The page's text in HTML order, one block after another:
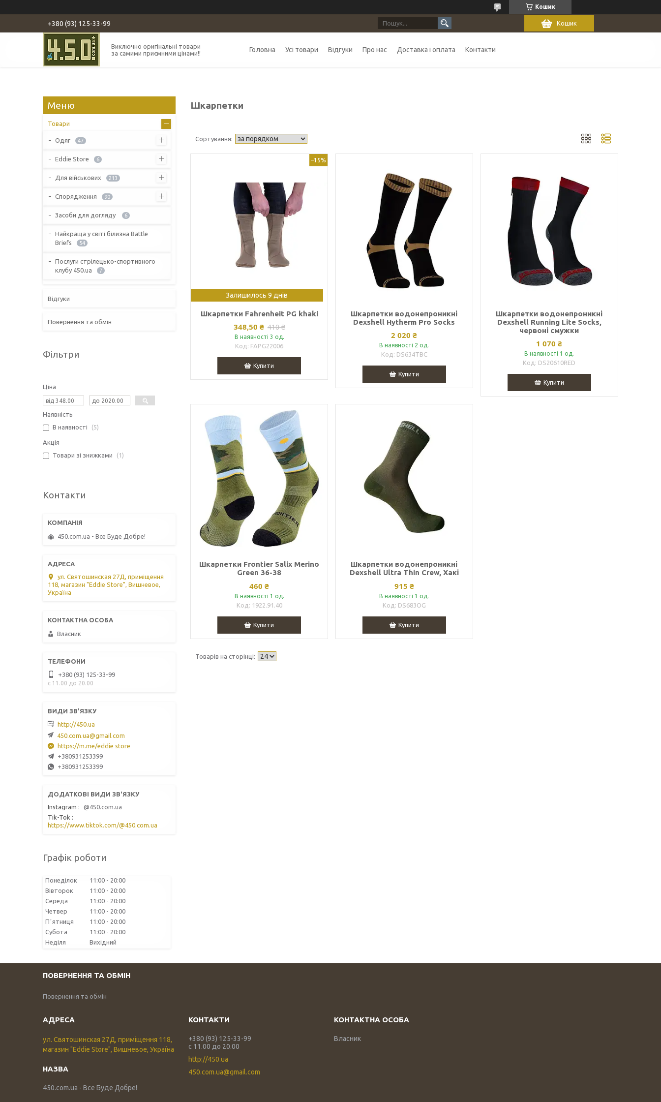
Кошик
+380 (93) 125-33-99 Кошик
Виключно оригінальні товари
за самими приємними цінами!!
Головна Усі товари Відгуки Про нас Доставка і оплата Контакти
Шкарпетки
–15%
Залишилось 9 днів
Шкарпетки Fahrenheit PG khaki
348,50 ₴ 410 ₴
В наявності 3 од.
FAPG22006
Купити
Шкарпетки водонепроникні
Dexshell Hytherm Pro Socks
2 020 ₴
В наявності 2 од.
DS634TBC
Купити
Шкарпетки водонепроникні
Dexshell Running Lite Socks,
червоні смужки
1 070 ₴
В наявності 1 од.
DS20610RED
Купити
Шкарпетки Frontier Salix Merino
Green 36-38
460 ₴
В наявності 1 од.
1922.91.40
Купити
Шкарпетки водонепроникні
Dexshell Ultra Thin Crew, Хакі
915 ₴
В наявності 1 од.
DS683OG
Купити
Товари
Одяг 47
Eddie Store 6
Для військових 213
Спорядження 90
Засоби для догляду 6
Найкраща у світі білизна Battle
Briefs
54
Послуги стрілецько-спортивного
клубу 450.ua
7
Відгуки
Повернення та обмін
Фільтри
Ціна
Наявність
В наявності
5
Акція
Товари зі знижками
1
Контакти
450.com.ua - Все Буде Добре!
ул. Святошинская 27Д, приміщення
118, магазин "Eddie Store", Вишневое,
Україна
Власник
+380 (93) 125-33-99
с 11.00 до 20.00
http://450.ua
450.com.ua@gmail.com
https://m.me/eddie store
+380931253399
+380931253399
Instagram
@450.com.ua
Tik-Tok
https://www.tiktok.com/@450.com.ua
Графік роботи
Понеділок 11:00
20:00
Вівторок
11:00
20:00
Середа
11:00
20:00
Четвер
11:00
20:00
Пʼятниця
11:00
20:00
Субота
11:00
20:00
Неділя
Вихідний
ПОВЕРНЕННЯ ТА ОБМІН
Повернення та обмін
ул. Святошинская 27Д, приміщення 118,
магазин "Eddie Store", Вишневое, Україна
450.com.ua - Все Буде Добре!
+380 (93) 125-33-99
с 11.00 до 20.00
http://450.ua
450.com.ua@gmail.com
Власник